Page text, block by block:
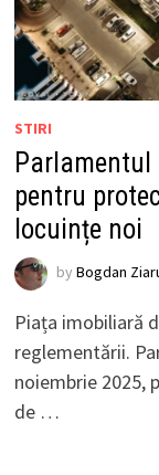
STIRI
Parlamentul
pentru
locuințe noi
by Bogdan
Piața imobiliară
reglementării.
noiembrie 2025,
de …